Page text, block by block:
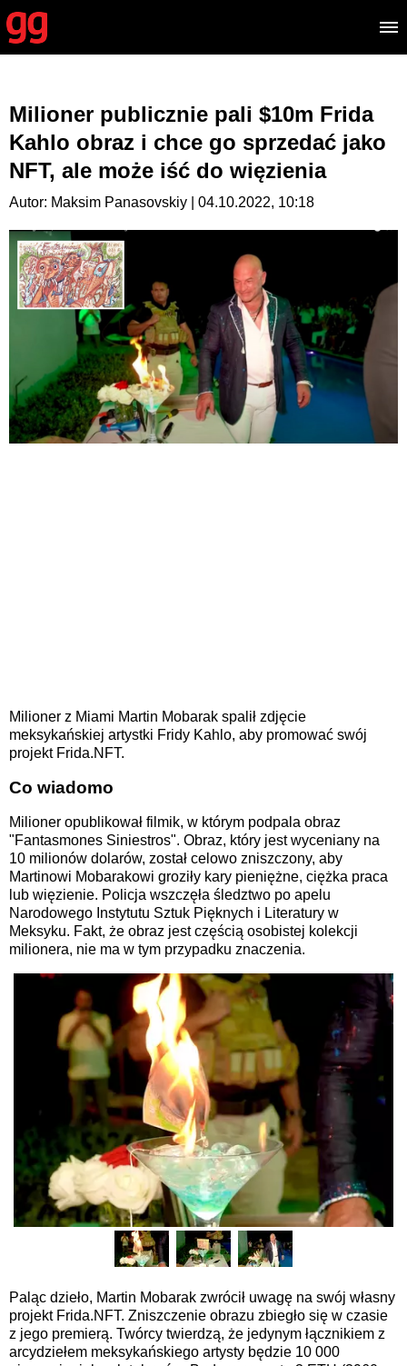
Milioner publicznie pali $10m Frida
Kahlo obraz i chce go sprzedać jako
NFT, ale może iść do więzienia
Autor: Maksim Panasovskiy | 04.10.2022, 10:18
Milioner z Miami Martin Mobarak spalił zdjęcie
meksykańskiej artystki Fridy Kahlo, aby promować swój
projekt Frida.NFT.
Co wiadomo
Milioner opublikował filmik, w którym podpala obraz
"Fantasmones Siniestros". Obraz, który jest wyceniany na
10 milionów dolarów, został celowo zniszczony, aby
Martinowi Mobarakowi groziły kary pieniężne, ciężka praca
lub więzienie. Policja wszczęła śledztwo po apelu
Narodowego Instytutu Sztuk Pięknych i Literatury w
Meksyku. Fakt, że obraz jest częścią osobistej kolekcji
milionera, nie ma w tym przypadku znaczenia.
Paląc dzieło, Martin Mobarak zwrócił uwagę na swój własny
projekt Frida.NFT. Zniszczenie obrazu zbiegło się w czasie
z jego premierą. Twórcy twierdzą, że jedynym łącznikiem z
arcydziełem meksykańskiego artysty będzie 10 000